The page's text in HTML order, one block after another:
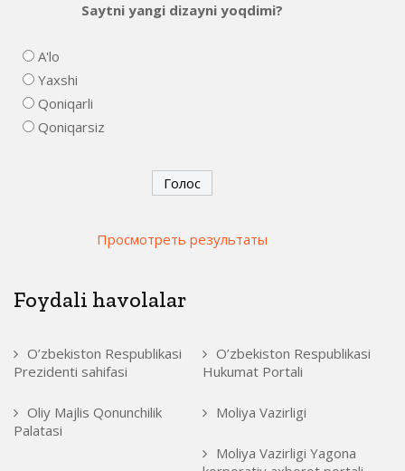
Saytni yangi dizayni yoqdimi?
A'lo
Yaxshi
Qoniqarli
Qoniqarsiz
Просмотреть результаты
Foydali havolalar
O’zbekiston Respublikasi
Prezidenti sahifasi
O’zbekiston Respublikasi
Hukumat Portali
Oliy Majlis Qonunchilik
Palatasi
Moliya Vazirligi
Moliya Vazirligi Yagona